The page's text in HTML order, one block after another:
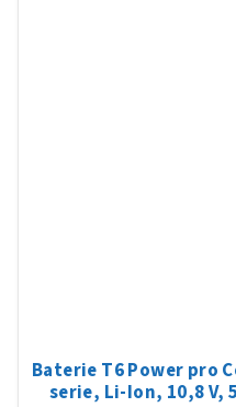
Baterie T6 Power pro
serie, Li-Ion, 10,8 V,